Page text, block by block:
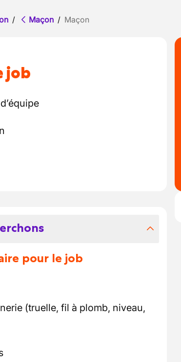
/ Maçon / Maçon
job
pour le job
(truelle, fil à plomb, niveau,